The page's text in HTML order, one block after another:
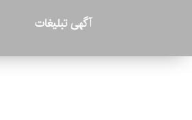
آگهی تبلیغات